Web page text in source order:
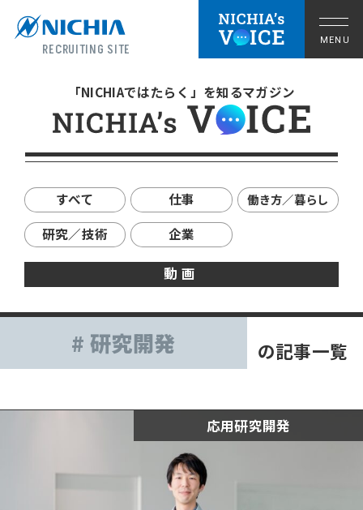
RECRUITING SITE
「NICHIAではたらく」を知るマガジン
すべて 仕事 働き方／暮らし
研究／技術 企業
動画
# 研究開発 の記事一覧
応用研究開発
女性活躍推進プロジェクト
新卒採用